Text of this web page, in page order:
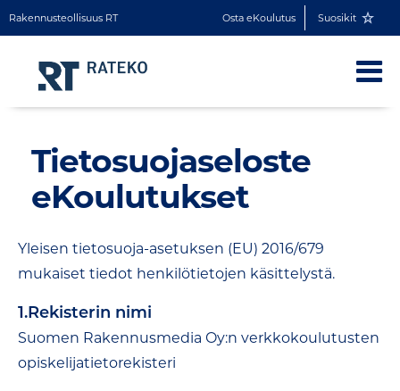
Rakennusteollisuus RT Osta eKoulutus Suosikit
Tietosuojaseloste
eKoulutukset
Yleisen tietosuoja-asetuksen (EU) 2016/679
mukaiset tiedot henkilötietojen käsittelystä.
1.Rekisterin nimi
Suomen Rakennusmedia Oy:n verkkokoulutusten
opiskelijatietorekisteri